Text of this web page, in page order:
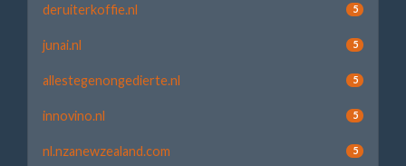
deruiterkoffie.nl 5
junai.nl 5
allestegenongedierte.nl 5
innovino.nl 5
nl.nzanewzealand.com 5